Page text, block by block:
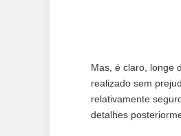
Mas, é claro, longe
realizado sem
relativamente
detalhes